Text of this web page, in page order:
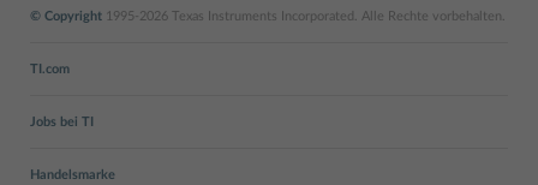
© Copyright 1995-2026 Texas Instruments Incorporated. Alle Rechte vorbehalten.
TI.com
Jobs bei TI
Handelsmarke